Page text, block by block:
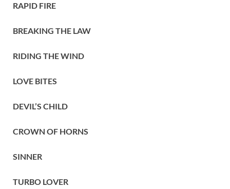
RAPID FIRE
BREAKING THE LAW
RIDING THE WIND
LOVE BITES
DEVIL’S CHILD
CROWN OF HORNS
SINNER
TURBO LOVER